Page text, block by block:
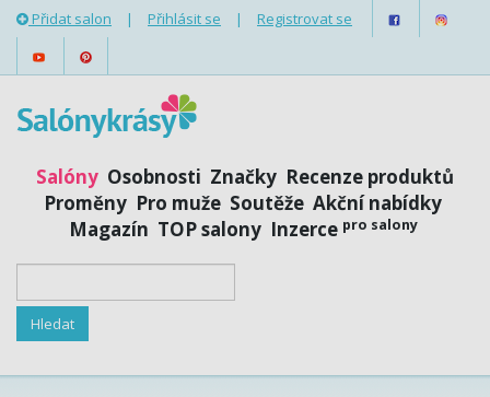
Přidat salon | Přihlásit se | Registrovat se
Salóny Osobnosti Značky Recenze produktů
Proměny Pro muže Soutěže Akční nabídky
Magazín TOP salony Inzerce pro salony